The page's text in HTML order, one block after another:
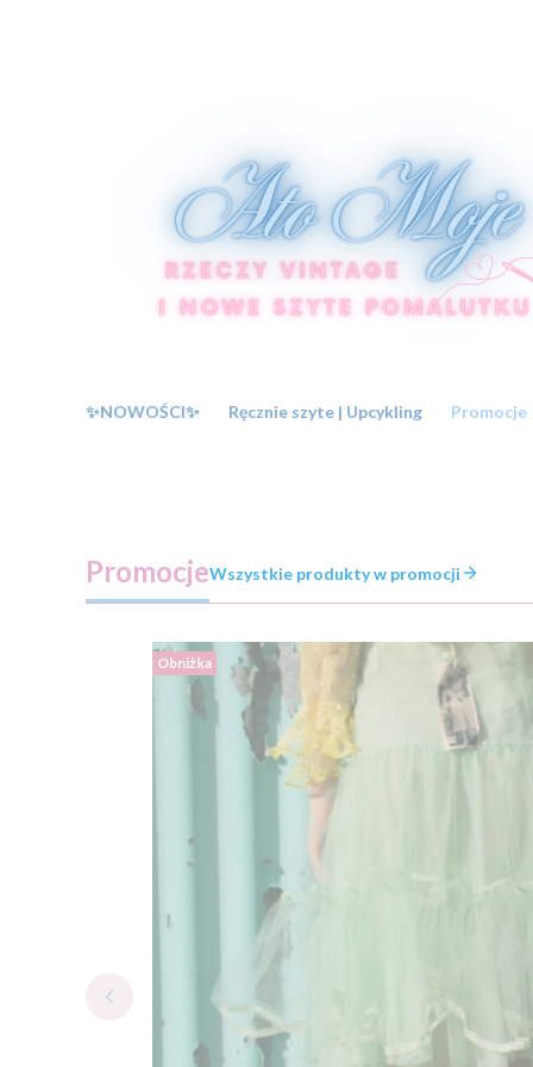
✨NOWOŚCI✨ Ręcznie szyte | Upcykling Promocje
PromocjeWszystkie produkty w promocji
Obniżka